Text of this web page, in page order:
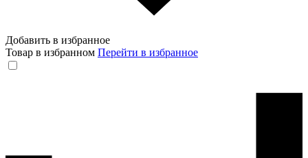
Добавить в избранное
Товар в избранном Перейти в избранное